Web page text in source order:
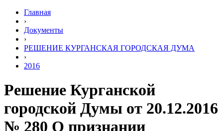
Главная
›
Документы
›
РЕШЕНИЕ КУРГАНСКАЯ ГОРОДСКАЯ ДУМА
›
2016
Решение Курганской
городской Думы от 20.12.2016
№ 280 О признании